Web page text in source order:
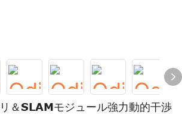
＆SLAMモジュール強力動的干渉